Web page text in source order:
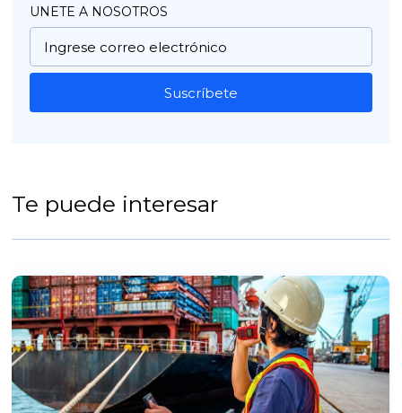
UNETE A NOSOTROS
Suscríbete
Te puede interesar